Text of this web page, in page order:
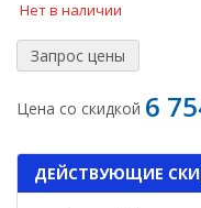
Нет в наличии
Цена со скидкой 6
ДЕЙСТВУЮЩИЕ